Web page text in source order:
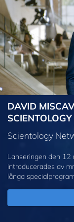
DAVID
Scientology
Lanseringen den
introducerades av
långa